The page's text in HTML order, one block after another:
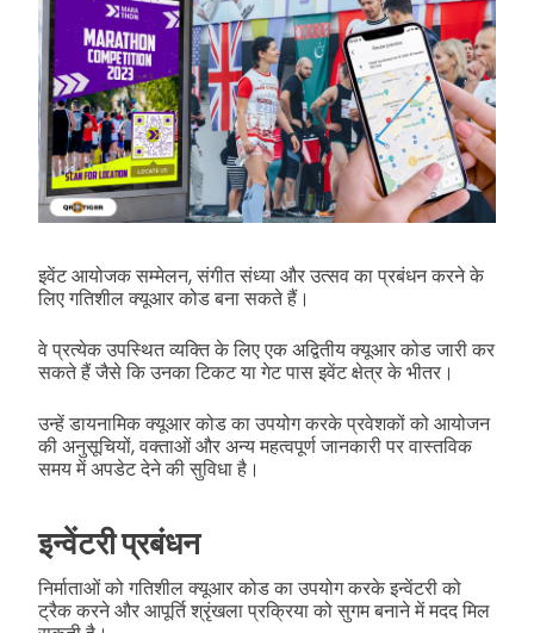
इवेंट आयोजक सम्मेलन, संगीत संध्या और उत्सव का प्रबंधन करने के
लिए गतिशील क्यूआर कोड बना सकते हैं।
वे प्रत्येक उपस्थित व्यक्ति के लिए एक अद्वितीय क्यूआर कोड जारी कर
सकते हैं जैसे कि उनका टिकट या गेट पास इवेंट क्षेत्र के भीतर।
उन्हें डायनामिक क्यूआर कोड का उपयोग करके प्रवेशकों को आयोजन
की अनुसूचियों, वक्ताओं और अन्य महत्वपूर्ण जानकारी पर वास्तविक
समय में अपडेट देने की सुविधा है।
इन्वेंटरी प्रबंधन
निर्माताओं को गतिशील क्यूआर कोड का उपयोग करके इन्वेंटरी को
ट्रैक करने और आपूर्ति श्रृंखला प्रक्रिया को सुगम बनाने में मदद मिल